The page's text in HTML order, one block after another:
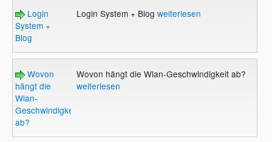
Login
System +
Blog
Login System + Blog weiterlesen
Wovon
hängt die
Wlan-
Geschwindigkeit
ab?
Wovon hängt die Wlan-Geschwindigkeit ab?
weiterlesen